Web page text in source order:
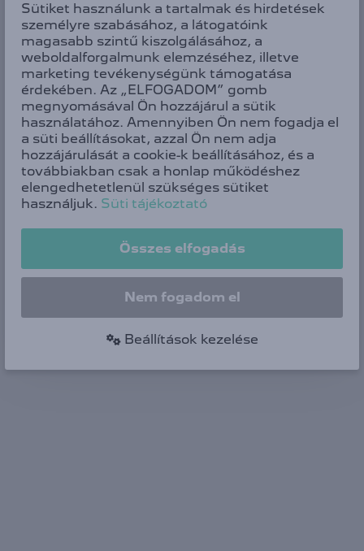
Modell*
Új 208
Alvázszám*
Megjegyzés
Elfogadom azadatvédelmi tájékoztatót
Sütiket használunk a tartalmak és hirdetések
személyre szabásához, a látogatóink
magasabb szintű kiszolgálásához, a
weboldalforgalmunk elemzéséhez, illetve
marketing tevékenységünk támogatása
érdekében. Az „ELFOGADOM” gomb
megnyomásával Ön hozzájárul a sütik
használatához. Amennyiben Ön nem fogadja el
a süti beállításokat, azzal Ön nem adja
hozzájárulását a cookie-k beállításához, és a
továbbiakban csak a honlap működéshez
elengedhetetlenül szükséges sütiket
használjuk. Süti tájékoztató
Összes elfogadás
Nem fogadom el
Beállítások kezelése